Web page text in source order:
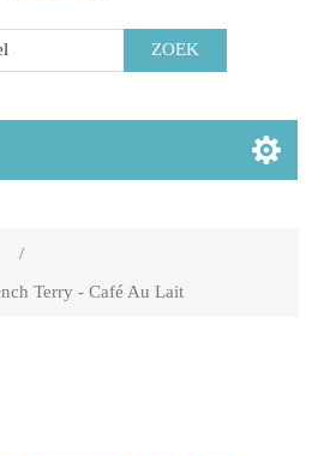
/
Terry - Café Au Lait